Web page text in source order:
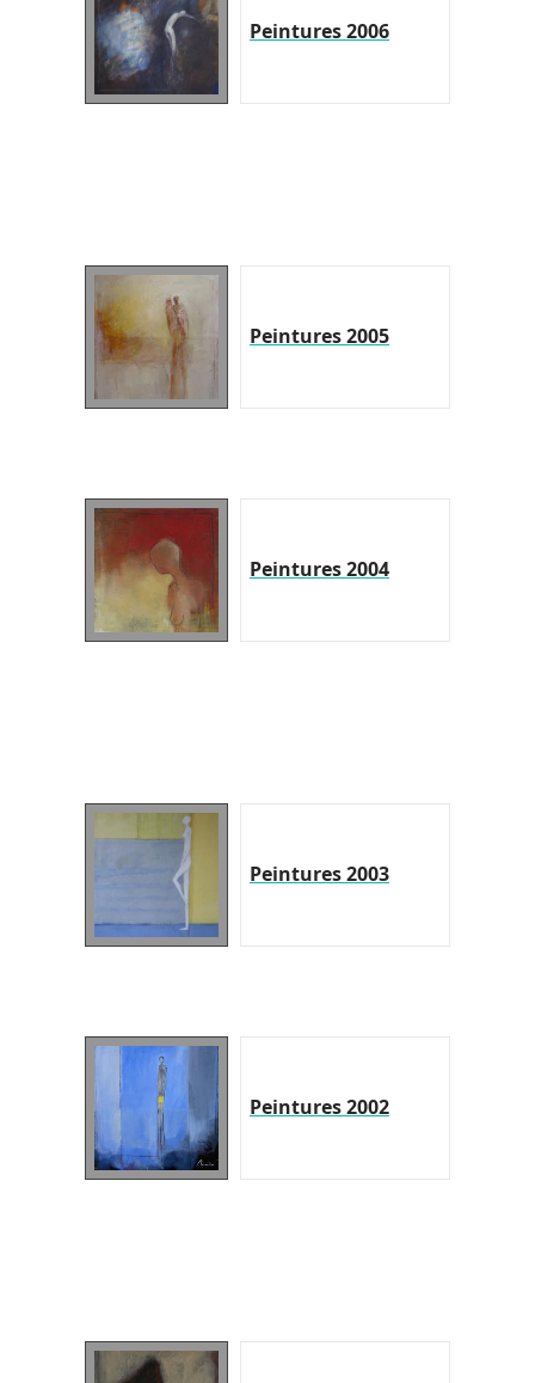
Peintures 2006
Peintures 2005
Peintures 2004
Peintures 2003
Peintures 2002